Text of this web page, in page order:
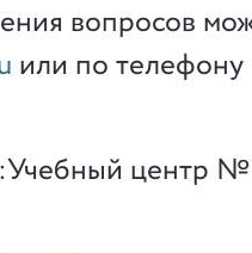
вопросов
или по
центр №